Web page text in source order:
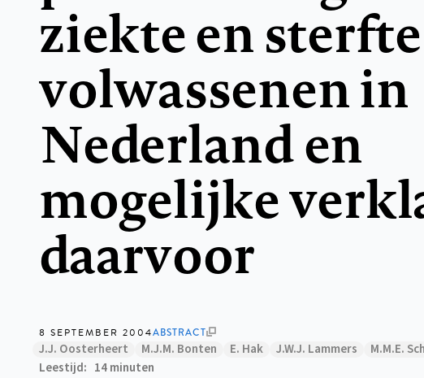
ziekte en
volwassenen in
Nederland en
mogelijke
daarvoor
8 SEPTEMBER 2004ABSTRACT
J.J. Oosterheert M.J.M. Bonten E. Hak J.W.J. Lammers M.M.E.
Leestijd
14 minuten